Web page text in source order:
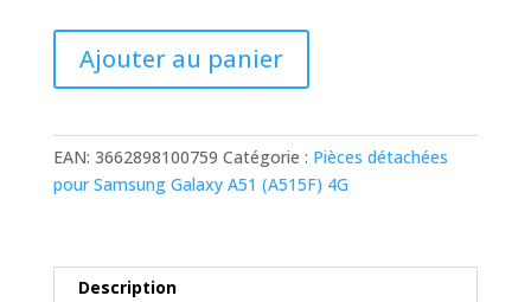
(Dual
SIM)
(A515F)
Ajouter au panier
EAN: 3662898100759 Catégorie : Pièces détachées
pour Samsung Galaxy A51 (A515F) 4G
Description